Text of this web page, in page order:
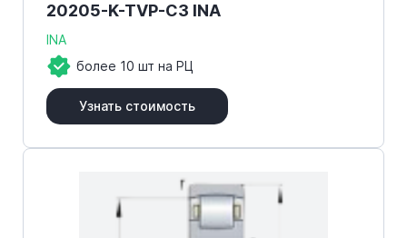
20205-K-TVP-C3 INA
INA
более 10 шт на РЦ
Узнать стоимость